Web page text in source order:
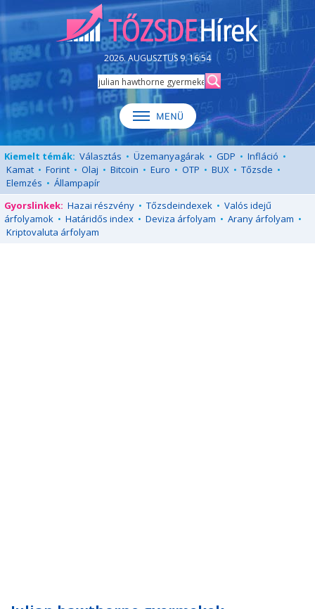
2026. AUGUSZTUS 9. 16:54
Kiemelt témák: Választás • Üzemanyagárak • GDP • Infláció •
Kamat • Forint • Olaj • Bitcoin • Euro • OTP • BUX • Tőzsde •
Elemzés • Állampapír
Gyorslinkek: Hazai részvény • Tőzsdeindexek • Valós idejű
árfolyamok • Határidős index • Deviza árfolyam • Arany árfolyam •
Kriptovaluta árfolyam